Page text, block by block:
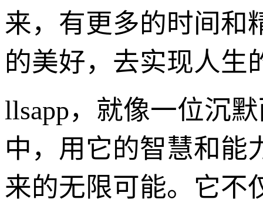
来，有更多的时间和
的美好，去实现人生
llsapp，就像一位沉
中，用它的智慧和能
来的无限可能。它不